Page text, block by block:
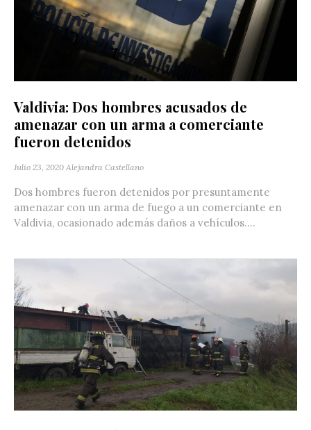
Valdivia: Dos hombres acusados de
amenazar con un arma a comerciante
fueron detenidos
Julio 23, 2020 Alejandra Castellano
Dos hombres fueron detenidos por presuntamente
amenazar con un arma de fuego a un comerciante en
Valdivia, ocasionado además daños a vehículos....